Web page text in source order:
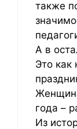
также
А в
Это как
года –
Из